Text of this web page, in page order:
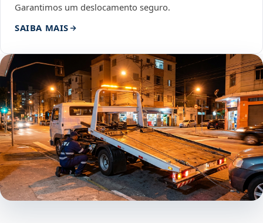
Garantimos um deslocamento seguro.
SAIBA MAIS